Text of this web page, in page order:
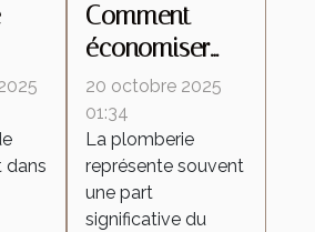
lit
dans
Comment
économiser
sur les coûts
de plomberie
tout en
garantissant la
qualité ?
20 octobre 2025
01:34
La plomberie
représente souvent
une part
significative du